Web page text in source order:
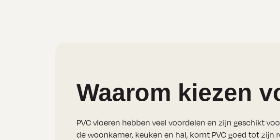
Waarom kiezen
PVC vloeren hebben veel voordelen en zijn geschikt
de woonkamer, keuken en hal, komt PVC goed tot zijn